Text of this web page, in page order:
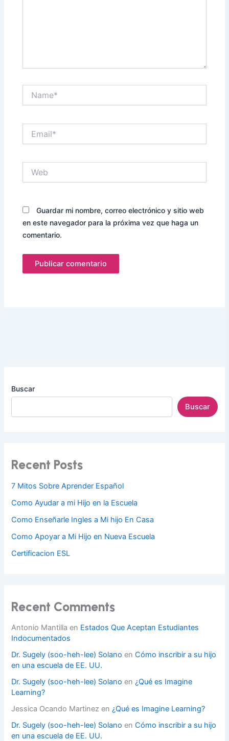
Guardar mi nombre, correo electrónico y sitio web
en este navegador para la próxima vez que haga un
comentario.
Buscar
Buscar
Recent Posts
7 Mitos Sobre Aprender Español
Como Ayudar a mi Hijo en la Escuela
Como Enseñarle Ingles a Mi hijo En Casa
Como Apoyar a Mi Hijo en Nueva Escuela
Certificacion ESL
Recent Comments
Antonio Mantilla en Estados Que Aceptan Estudiantes
Indocumentados
Dr. Sugely (soo-heh-lee) Solano enCómo inscribir a su hijo
en una escuela de EE. UU.
Dr. Sugely (soo-heh-lee) Solano en¿Qué es Imagine
Learning?
Jessica Ocando Martinez en¿Qué es Imagine Learning?
Dr. Sugely (soo-heh-lee) Solano enCómo inscribir a su hijo
en una escuela de EE. UU.